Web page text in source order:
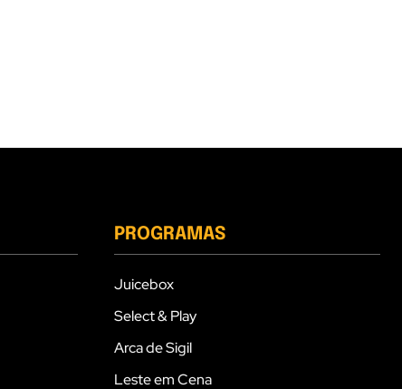
PROGRAMAS
Juicebox
Select & Play
Arca de Sigil
Leste em Cena